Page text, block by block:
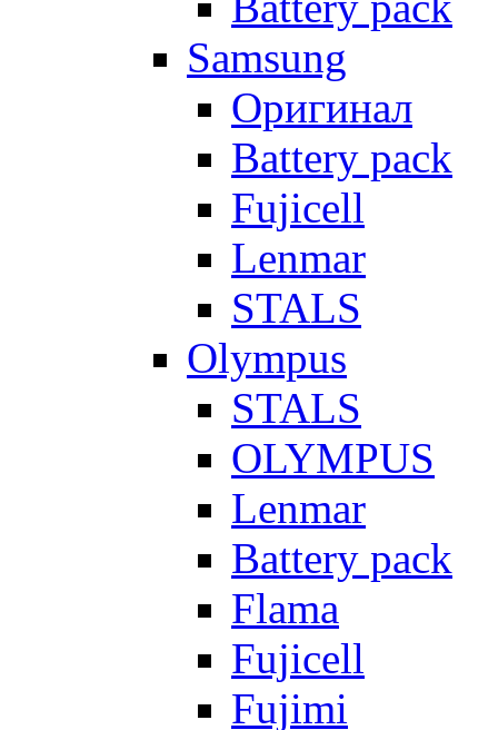
Samsung
Оригинал
Battery pack
Fujicell
Lenmar
STALS
Olympus
STALS
OLYMPUS
Lenmar
Battery pack
Flama
Fujicell
Fujimi